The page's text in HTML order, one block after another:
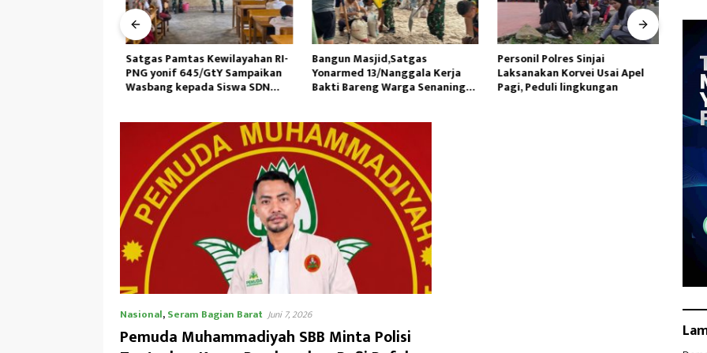
Satgas Pamtas Kewilayahan RI-
PNG yonif 645/GtY Sampaikan
Wasbang kepada Siswa SDN
Bangun Masjid,Satgas
Yonarmed 13/Nanggala Kerja
Bakti Bareng Warga Senaning
Personil Polres Sinjai
Laksanakan Korvei Usai Apel
Pagi, Peduli lingkungan
Nasional,Seram Bagian Barat Juni 7, 2026
Pemuda Muhammadiyah SBB Minta Polisi